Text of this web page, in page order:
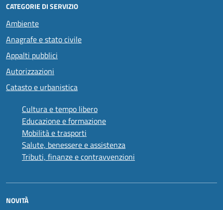
CATEGORIE DI SERVIZIO
Ambiente
Anagrafe e stato civile
Appalti pubblici
Autorizzazioni
Catasto e urbanistica
Cultura e tempo libero
Educazione e formazione
Mobilità e trasporti
Salute, benessere e assistenza
Tributi, finanze e contravvenzioni
NOVITÀ